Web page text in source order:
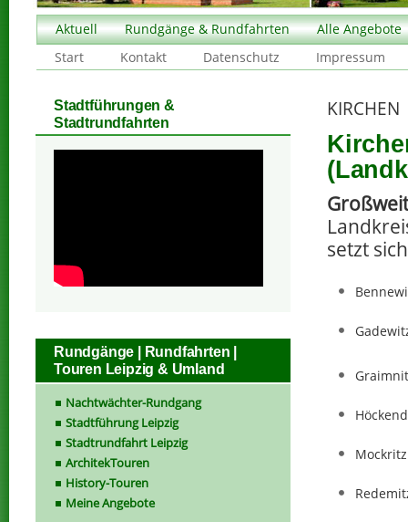
Aktuell Rundgänge & Rundfahrten
Alle Angebote
Start
Kontakt Datenschutz Impressum
KIRCHEN
setzt
Mockritz
Stadtführungen &
Stadtrundfahrten
Rundgänge | Rundfahrten |
Touren Leipzig & Umland
Nachtwächter-Rundgang
Stadtführung Leipzig
Stadtrundfahrt Leipzig
ArchitekTouren
History-Touren
Meine Angebote